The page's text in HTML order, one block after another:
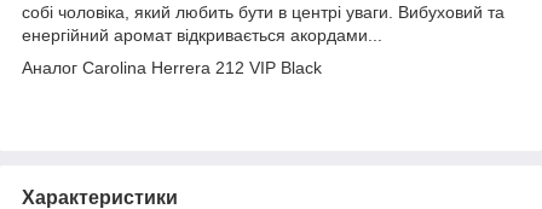
собі чоловіка, який любить бути в центрі уваги. Вибуховий та
енергійний аромат відкривається акордами...
Аналог Carolina Herrera 212 VIP Black
Характеристики